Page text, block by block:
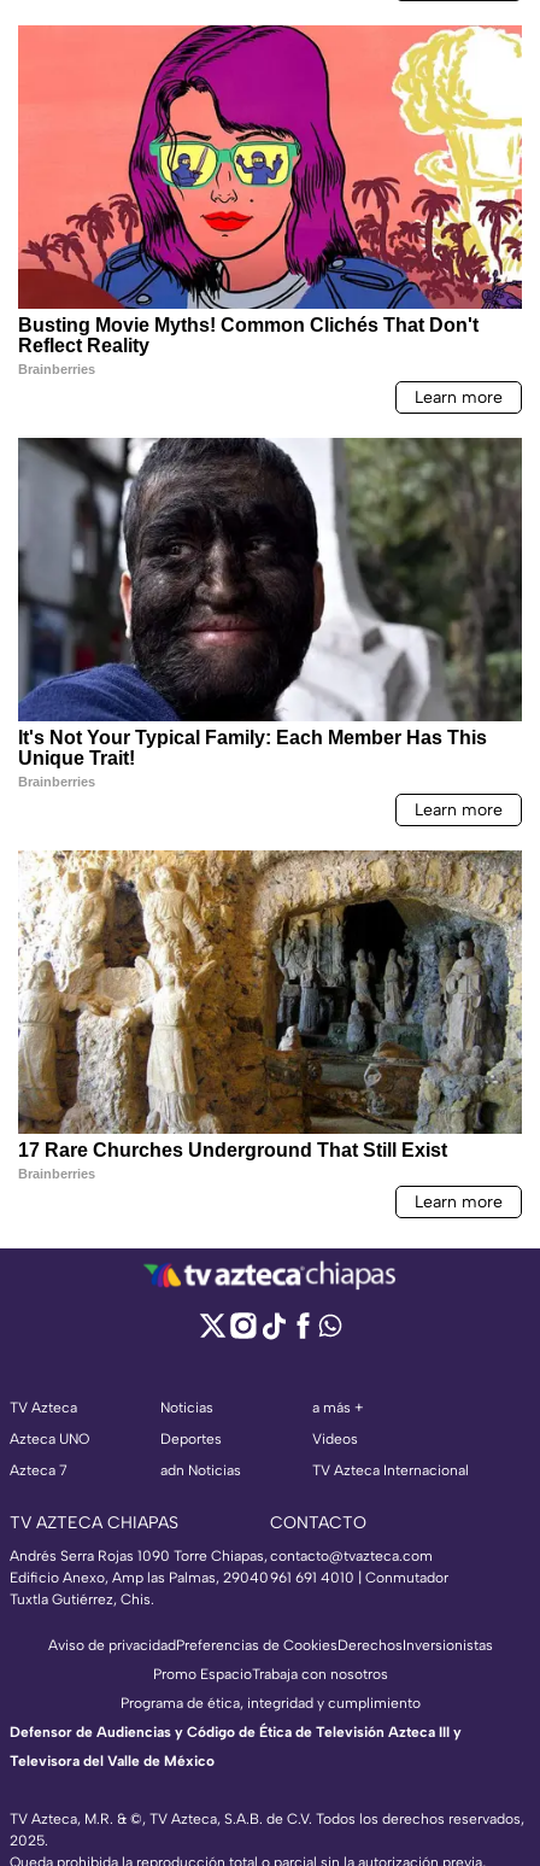
TV Azteca
Azteca UNO
Azteca 7
Noticias
Deportes
adn Noticias
a más +
Videos
TV Azteca Internacional
TV AZTECA CHIAPAS
Andrés Serra Rojas 1090 Torre Chiapas,
Edificio Anexo, Amp las Palmas, 29040
Tuxtla Gutiérrez, Chis.
CONTACTO
contacto@tvazteca.com
961 691 4010 | Conmutador
TV Azteca, M.R. & ©, TV Azteca, S.A.B. de C.V. Todos los derechos reservados,
2025.
Aviso de privacidadPreferencias de CookiesDerechosInversionistas
Promo EspacioTrabaja con nosotros
Programa de ética, integridad y cumplimiento
Defensor de Audiencias y Código de Ética de Televisión Azteca III y
Televisora del Valle de México